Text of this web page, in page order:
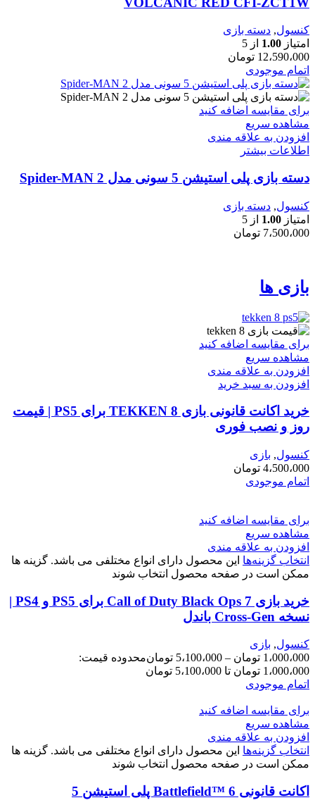
کنسول, دسته بازی
امتیاز 1.00 از 5
12،590،000 تومان
اتمام موجودی
برای مقایسه اضافه کنید
مشاهده سریع
افزودن به علاقه مندی
اطلاعات بیشتر
دسته بازی پلی استیشن 5 سونی مدل Spider-MAN 2
کنسول, دسته بازی
امتیاز 1.00 از 5
7،500،000 تومان
بازی ها
برای مقایسه اضافه کنید
مشاهده سریع
افزودن به علاقه مندی
افزودن به سبد خرید
خرید اکانت قانونی بازی TEKKEN 8 برای PS5 | قیمت
روز و نصب فوری
کنسول, بازی
4،500،000 تومان
اتمام موجودی
برای مقایسه اضافه کنید
مشاهده سریع
افزودن به علاقه مندی
انتخاب گزینه‌ها این محصول دارای انواع مختلفی می باشد. گزینه ها
ممکن است در صفحه محصول انتخاب شوند
خرید بازی Call of Duty Black Ops 7 برای PS5 و PS4 |
نسخه Cross-Gen باندل
کنسول, بازی
1،000،000 تومان – 5،100،000 تومانمحدوده قیمت:
1،000،000 تومان تا 5،100،000 تومان
اتمام موجودی
برای مقایسه اضافه کنید
مشاهده سریع
افزودن به علاقه مندی
انتخاب گزینه‌ها این محصول دارای انواع مختلفی می باشد. گزینه ها
ممکن است در صفحه محصول انتخاب شوند
اکانت قانونی Battlefield™ 6 پلی استیشن 5